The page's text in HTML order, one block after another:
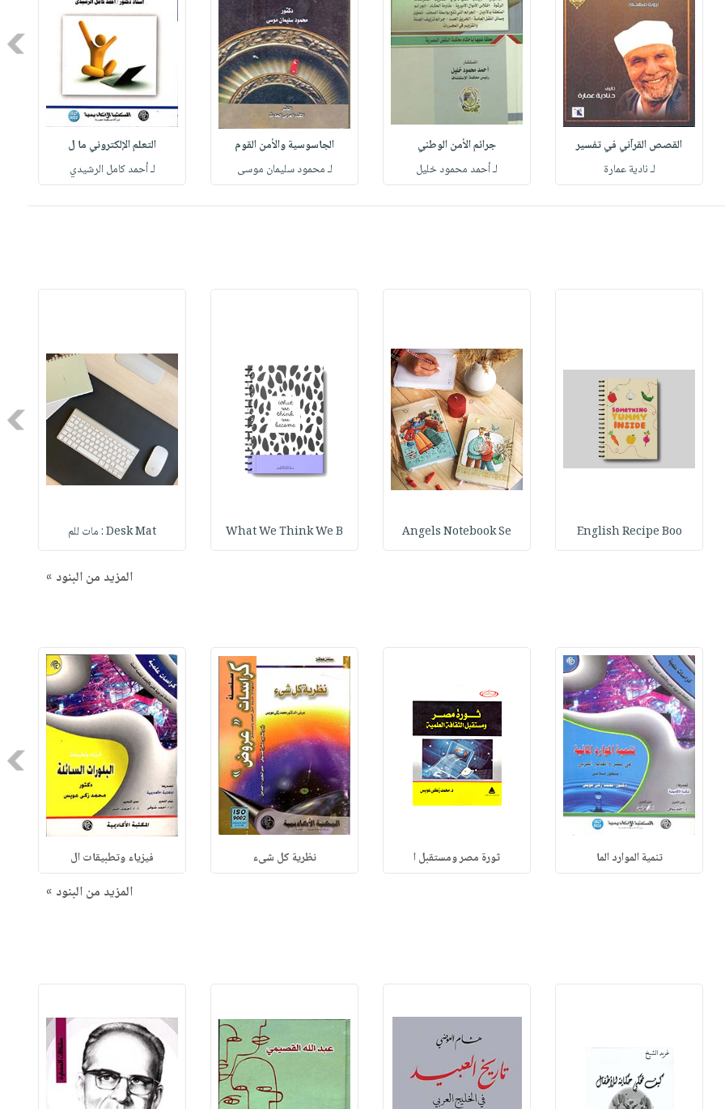
القصص القرآني في تفسير
لـ نادية عمارة
جرائم الأمن الوطني
لـ أحمد محمود خليل
الجاسوسية والأمن القوم
لـ محمود سليمان موسى
التعلم الإلكتروني ما ل
لـ أحمد كامل الرشيدي
English Recipe Boo
Angels Notebook Se
What We Think We B Desk Mat : مات للم
المزيد من البنود »
تنمية الموارد الما ثورة مصر ومستقبل ا نظرية كل شىء فيزياء وتطبيقات ال
المزيد من البنود »